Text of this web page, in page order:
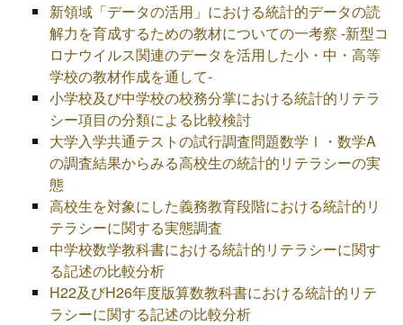
新領域「データの活用」における統計的データの読
解力を育成するための教材についての一考察 -新型コ
ロナウイルス関連のデータを活用した小・中・高等
学校の教材作成を通して-
小学校及び中学校の校務分掌における統計的リテラ
シー項目の分類による比較検討
大学入学共通テストの試行調査問題数学Ⅰ・数学A
の調査結果からみる高校生の統計的リテラシーの実
態
高校生を対象にした義務教育段階における統計的リ
テラシーに関する実態調査
中学校数学教科書における統計的リテラシーに関す
る記述の比較分析
H22及びH26年度版算数教科書における統計的リテ
ラシーに関する記述の比較分析